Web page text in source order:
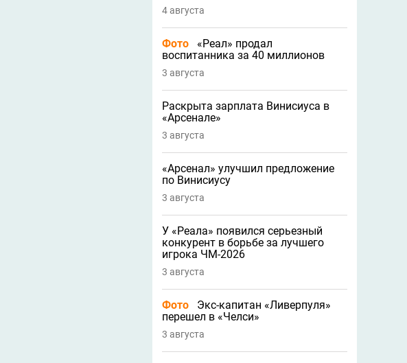
4 августа
Фото
«Реал» продал
воспитанника за 40 миллионов
3 августа
Раскрыта зарплата Винисиуса в
«Арсенале»
3 августа
«Арсенал» улучшил предложение
по Винисиусу
3 августа
У «Реала» появился серьезный
конкурент в борьбе за лучшего
игрока ЧМ-2026
3 августа
Фото
Экс-капитан «Ливерпуля»
перешел в «Челси»
3 августа